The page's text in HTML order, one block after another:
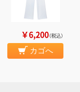
￥6,200（税込）
カゴへ